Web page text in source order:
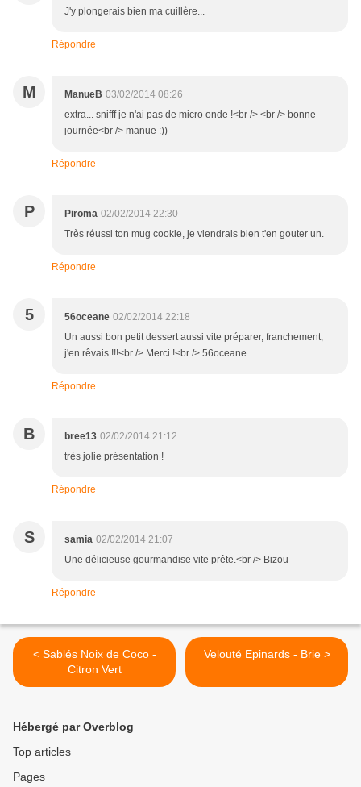
J'y plongerais bien ma cuillère...
Répondre
M ManueB 03/02/2014 08:26
extra... snifff je n'ai pas de micro onde !<br /> <br /> bonne
journée<br /> manue :))
Répondre
P Piroma 02/02/2014 22:30
Très réussi ton mug cookie, je viendrais bien t'en gouter un.
Répondre
5 56oceane 02/02/2014 22:18
Un aussi bon petit dessert aussi vite préparer, franchement,
j'en rêvais !!!<br /> Merci !<br /> 56oceane
Répondre
B bree13 02/02/2014 21:12
très jolie présentation !
Répondre
S samia 02/02/2014 21:07
Une délicieuse gourmandise vite prête.<br /> Bizou
Répondre
< Sablés Noix de Coco -
Citron Vert
Velouté Epinards - Brie >
Hébergé par Overblog
Top articles
Pages